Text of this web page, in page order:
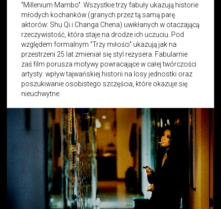
"Millenium Mambo". Wszystkie trzy fabuły ukazują historie
młodych kochanków (granych przez tą samą parę
aktorów: Shu Qi i Changa Chena) uwikłanych w otaczającą
rzeczywistość, która staje na drodze ich uczuciu. Pod
względem formalnym "Trzy miłości" ukazują jak na
przestrzeni 25 lat zmieniał się styl reżysera. Fabularnie
zaś film porusza motywy powracające w całej twórczości
artysty: wpływ tajwańskiej historii na losy jednostki oraz
poszukiwanie osobistego szczęścia, które okazuje się
nieuchwytne.